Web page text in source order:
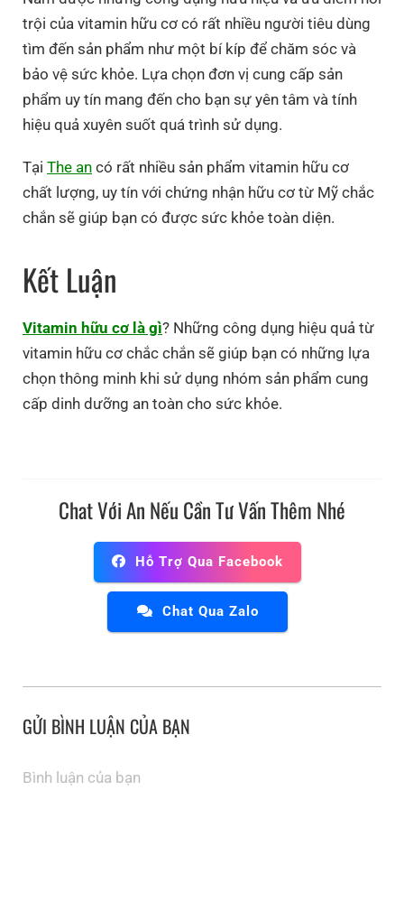
trội của vitamin hữu cơ có rất nhiều người tiêu dùng
tìm đến sản phẩm như một bí kíp để chăm sóc và
bảo vệ sức khỏe. Lựa chọn đơn vị cung cấp sản
phẩm uy tín mang đến cho bạn sự yên tâm và tính
hiệu quả xuyên suốt quá trình sử dụng.
Tại The an có rất nhiều sản phẩm vitamin hữu cơ
chất lượng, uy tín với chứng nhận hữu cơ từ Mỹ chắc
chắn sẽ giúp bạn có được sức khỏe toàn diện.
Kết Luận
Vitamin hữu cơ là gì? Những công dụng hiệu quả từ
vitamin hữu cơ chắc chắn sẽ giúp bạn có những lựa
chọn thông minh khi sử dụng nhóm sản phẩm cung
cấp dinh dưỡng an toàn cho sức khỏe.
Chat Với An Nếu Cần Tư Vấn Thêm Nhé
Hỗ Trợ Qua Facebook
Chat Qua Zalo
GỬI BÌNH LUẬN CỦA BẠN